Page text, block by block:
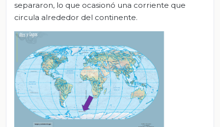
separaron, lo que ocasionó una corriente que
circula alrededor del continente.